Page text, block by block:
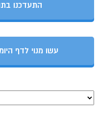
התעדכנו
עשו מנוי לדף